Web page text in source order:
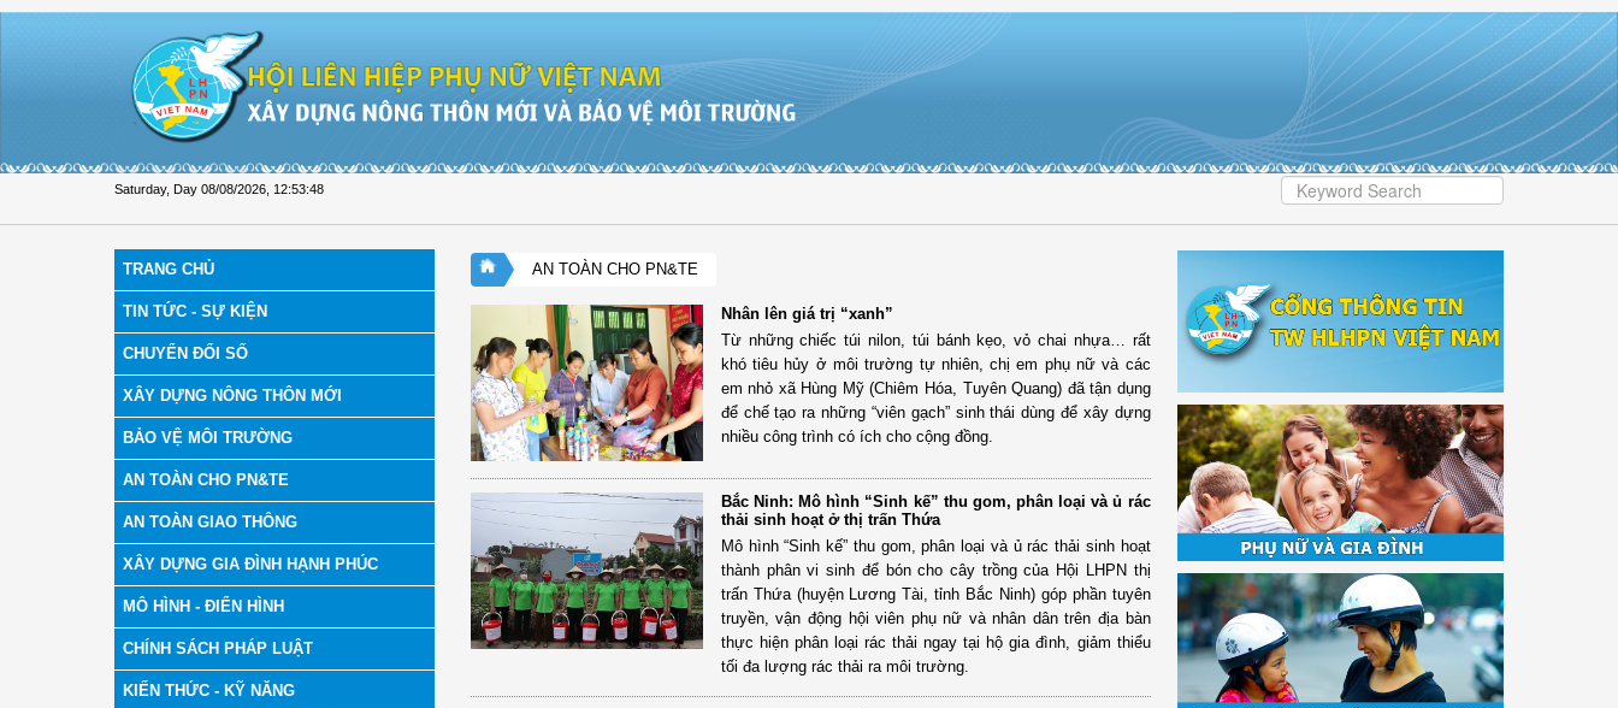
Saturday, Day 08/08/2026 12:53:49
TRANG CHỦ
TIN TỨC - SỰ KIỆN
CHUYỂN ĐỔI SỐ
XÂY DỰNG NÔNG THÔN MỚI
BẢO VỆ MÔI TRƯỜNG
AN TOÀN CHO PN&TE
AN TOÀN GIAO THÔNG
XÂY DỰNG GIA ĐÌNH HẠNH PHÚC
MÔ HÌNH - ĐIỂN HÌNH
CHÍNH SÁCH PHÁP LUẬT
KIẾN THỨC - KỸ NĂNG
AN TOÀN CHO PN&TE
Nhân lên giá trị “xanh”
Từ những chiếc túi nilon, túi bánh kẹo, vỏ chai nhựa… rất
khó tiêu hủy ở môi trường tự nhiên, chị em phụ nữ và các
em nhỏ xã Hùng Mỹ (Chiêm Hóa, Tuyên Quang) đã tận dụng
để chế tạo ra những “viên gạch” sinh thái dùng để xây dựng
nhiều công trình có ích cho cộng đồng.
Bắc Ninh: Mô hình “Sinh kế” thu gom, phân loại và ủ rác
thải sinh hoạt ở thị trấn Thứa
Mô hình “Sinh kế” thu gom, phân loại và ủ rác thải sinh hoạt
thành phân vi sinh để bón cho cây trồng của Hội LHPN thị
trấn Thứa (huyện Lương Tài, tỉnh Bắc Ninh) góp phần tuyên
truyền, vận động hội viên phụ nữ và nhân dân trên địa bàn
thực hiện phân loại rác thải ngay tại hộ gia đình, giảm thiểu
tối đa lượng rác thải ra môi trường.